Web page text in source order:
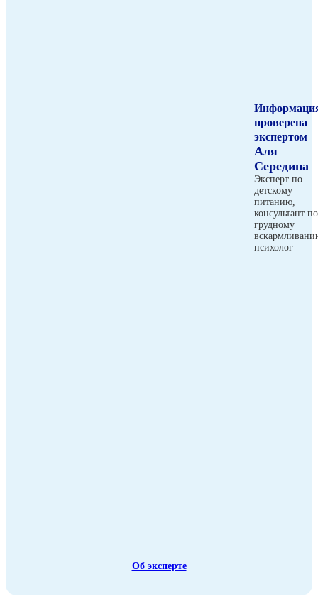
проверена
экспертом
Аля
Середина
Эксперт по
детскому
питанию,
консультант по
грудному
психолог
Об эксперте